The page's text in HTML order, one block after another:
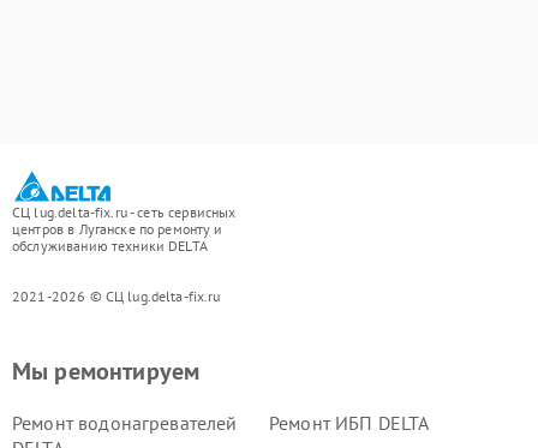
СЦ lug.delta-fix.ru - сеть сервисных
центров в Луганске по ремонту и
обслуживанию техники DELTA
2021-2026 © СЦ lug.delta-fix.ru
Мы ремонтируем
Ремонт водонагревателей
Ремонт ИБП DELTA